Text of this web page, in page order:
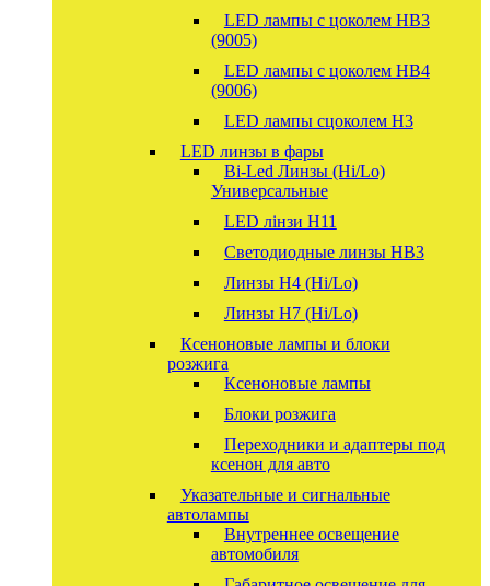
LED лампы с цоколем HB3
(9005)
LED лампы с цоколем HB4
(9006)
LED лампы сцоколем H3
LED линзы в фары
Bi-Led Линзы (Hi/Lo)
Универсальные
LED лінзи H11
Светодиодные линзы HB3
Линзы Н4 (Hi/Lo)
Линзы Н7 (Hi/Lo)
Ксеноновые лампы и блоки
розжига
Ксеноновые лампы
Блоки розжига
Переходники и адаптеры под
ксенон для авто
Указательные и сигнальные
автолампы
Внутреннее освещение
автомобиля